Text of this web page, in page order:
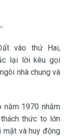
vào thứ Hai,
lại lời kêu gọi
nhà chung và
năm 1970 nhằm
thức to lớn
mặt và huy động